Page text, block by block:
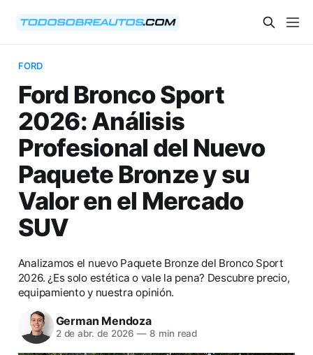
FORD
Ford Bronco Sport
2026: Análisis
Profesional del Nuevo
Paquete Bronze y su
Valor en el Mercado
SUV
Analizamos el nuevo Paquete Bronze del Bronco Sport
2026. ¿Es solo estética o vale la pena? Descubre precio,
equipamiento y nuestra opinión.
German Mendoza
2 de abr. de 2026 — 8 min read